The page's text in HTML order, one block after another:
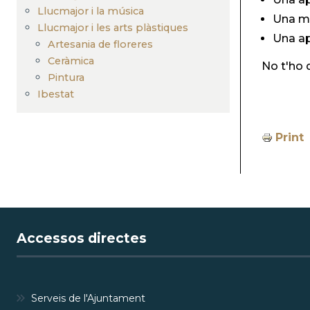
Llucmajor i la música
Llucmajor i les arts plàstiques
Artesania de floreres
Ceràmica
Pintura
Ibestat
Una
Una
No t'ho
Print
Accessos directes
Serveis de l'Ajuntament